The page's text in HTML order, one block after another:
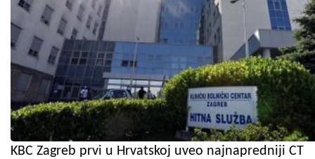
KBC Zagreb prvi u Hrvatskoj uveo najnapredniji CT